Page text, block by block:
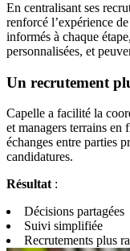
En centralisant ses
renforcé l’expérience
informés à chaque
personnalisées, et
Un recrutement
Capelle a facilité la
et managers terrains en
échanges entre parties
candidatures.
Résultat :
Décisions partagées
Suivi simplifiée
Recrutements plus